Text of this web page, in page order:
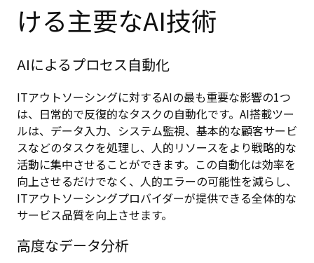
ける主要なAI技術
AIによるプロセス自動化
ITアウトソーシングに対するAIの最も重要な影響の1つ
は、日常的で反復的なタスクの自動化です。AI搭載ツー
ルは、データ入力、システム監視、基本的な顧客サービ
スなどのタスクを処理し、人的リソースをより戦略的な
活動に集中させることができます。この自動化は効率を
向上させるだけでなく、人的エラーの可能性を減らし、
ITアウトソーシングプロバイダーが提供できる全体的な
サービス品質を向上させます。
高度なデータ分析